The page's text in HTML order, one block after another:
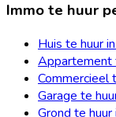
Immo te huur
Huis te huur
Appartement
Commercieel
Garage te
Grond te huur